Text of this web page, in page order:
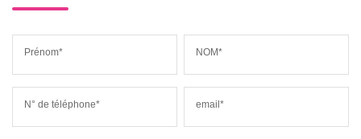
Prénom* NOM*
N° de téléphone* email*